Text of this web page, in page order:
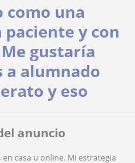
como una
y con
gustaría
a alumnado
y eso
anuncio
en casa u online. Mi estrategia